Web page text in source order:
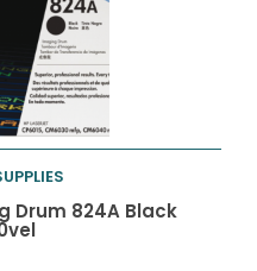
Drum 824A Black